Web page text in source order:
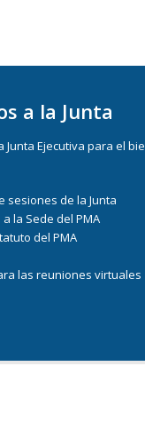
a la Junta
Ejecutiva para el
sesiones de la Junta
la Sede del PMA
del PMA
las reuniones virtuales